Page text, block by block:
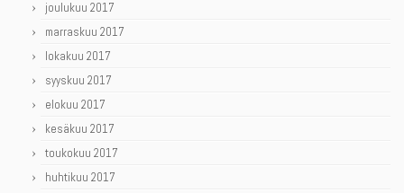
joulukuu 2017
marraskuu 2017
lokakuu 2017
syyskuu 2017
elokuu 2017
kesäkuu 2017
toukokuu 2017
huhtikuu 2017